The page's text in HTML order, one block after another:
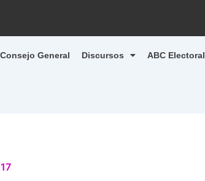
Consejo General Discursos ABC Electoral